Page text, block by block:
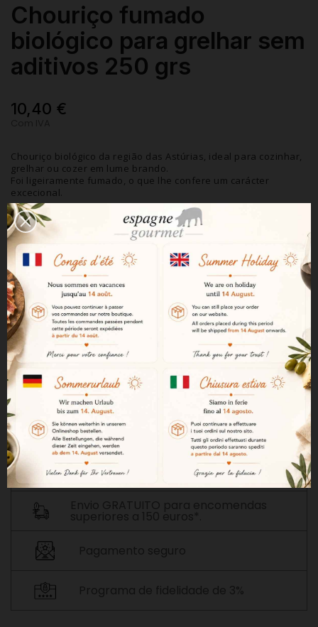
Chouriço fumado
biológico para grelhar sem
aditivos 250 grs
10,40 €
Chouriço biológico da região das Astúrias, ideal para cozinhar,
grelhar ou cozer em lume brando.
Foi ligeiramente fumado, o que lhe confere um carácter
excecional.
250 g
Quantidade
Adicionar Ao Carrinho
 Fora de stock
NOTIFICAR-ME QUANDO ESTIVER DISPONÍVEL
Entrega rápida em 72 horas*